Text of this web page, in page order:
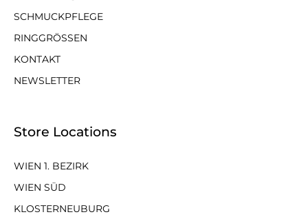
SCHMUCKPFLEGE
RINGGRÖSSEN
KONTAKT
NEWSLETTER
Store Locations
WIEN 1. BEZIRK
WIEN SÜD
KLOSTERNEUBURG